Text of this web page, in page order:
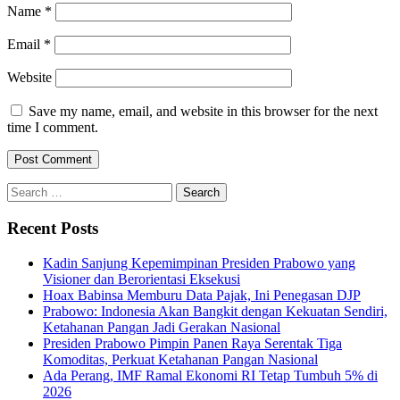
Name *
Email *
Website
Save my name, email, and website in this browser for the next
time I comment.
Search
for:
Recent Posts
Kadin Sanjung Kepemimpinan Presiden Prabowo yang
Visioner dan Berorientasi Eksekusi
Hoax Babinsa Memburu Data Pajak, Ini Penegasan DJP
Prabowo: Indonesia Akan Bangkit dengan Kekuatan Sendiri,
Ketahanan Pangan Jadi Gerakan Nasional
Presiden Prabowo Pimpin Panen Raya Serentak Tiga
Komoditas, Perkuat Ketahanan Pangan Nasional
Ada Perang, IMF Ramal Ekonomi RI Tetap Tumbuh 5% di
2026